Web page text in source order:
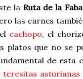
la Ruta de la
las carnes
cachopo, el
que no se
de esta
teresitas asturianas